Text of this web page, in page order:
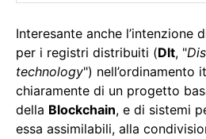
Interesante anche l’intenzione
per i registri distribuiti (Dlt, "
technology") nell’ordinamento
chiaramente di un progetto
della Blockchain, e di sistemi
essa assimilabili, alla